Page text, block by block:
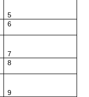
5
6
7
8
9